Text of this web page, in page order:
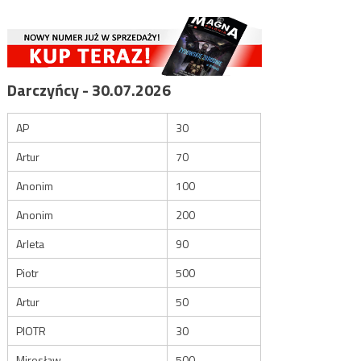
Darczyńcy - 30.07.2026
AP
30
Artur
70
Anonim
100
Anonim
200
Arleta
90
Piotr
500
Artur
50
PIOTR
30